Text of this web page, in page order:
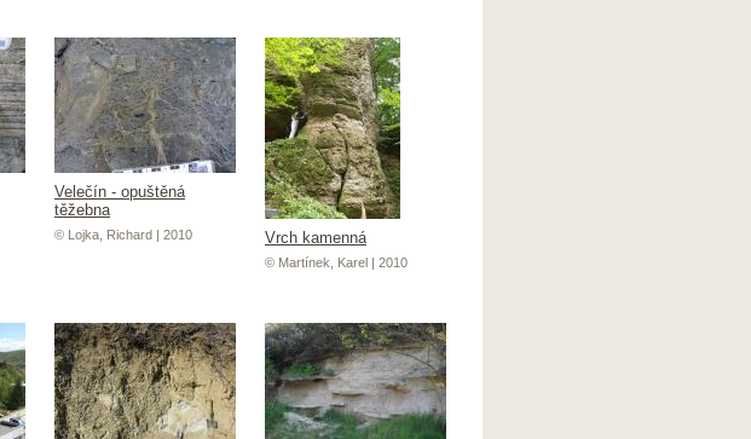
Velečín - opuštěná
těžebna
© Lojka, Richard | 2010 Vrch kamenná
© Martínek, Karel | 2010